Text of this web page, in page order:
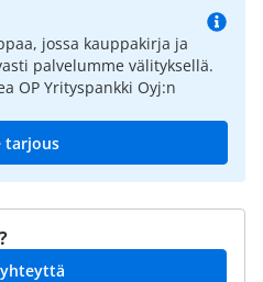
jossa kauppakirja ja
palvelumme välityksellä.
OP Yrityspankki Oyj:n
tarjous